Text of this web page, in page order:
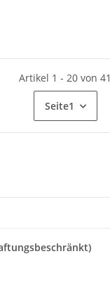
Artikel 1 - 20 von 41
Seite1